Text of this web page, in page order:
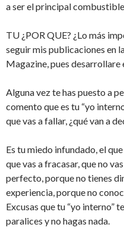
a ser el principal
TU ¿POR QUE? ¿Lo más
seguir mis publicaciones en
Magazine, pues
Alguna vez te has puesto a
comento que es tu “yo
que vas a fallar, ¿qué van a
Es tu miedo infundado, el
que vas a fracasar, que no
perfecto, porque no tienes
experiencia, porque no
Excusas que tu “yo interno”
paralices y no hagas nada.